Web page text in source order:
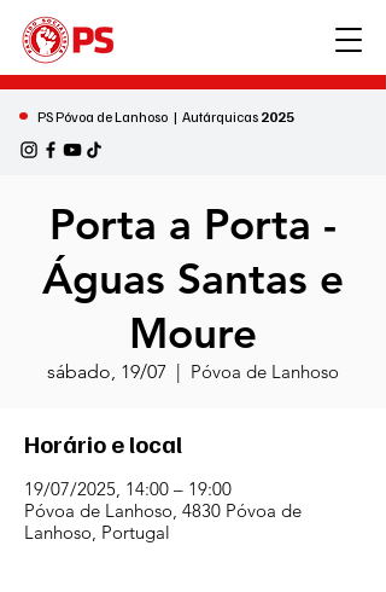
• PS Póvoa de Lanhoso | Autárquicas 2025
Porta a Porta -
Águas Santas e
Moure
sábado, 19/07
  |
Póvoa de Lanhoso
Horário e local
19/07/2025, 14:00 – 19:00
Póvoa de Lanhoso, 4830 Póvoa de
Lanhoso, Portugal